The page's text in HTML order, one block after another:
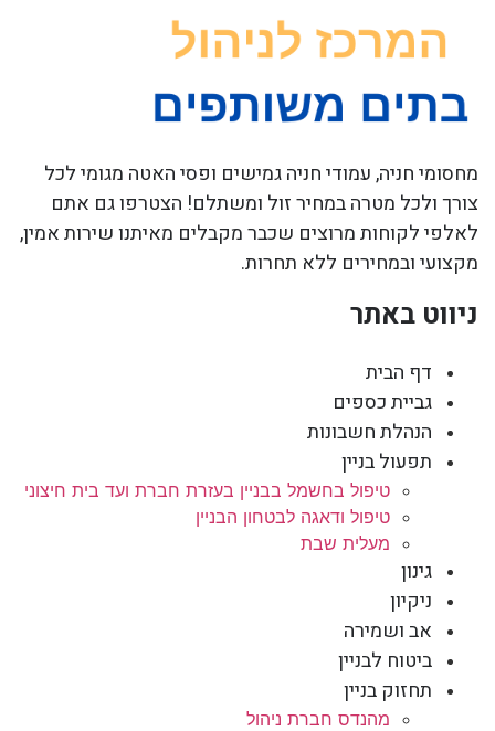
מחסומי חניה, עמודי חניה גמישים ופסי האטה מגומי לכל
צורך ולכל מטרה במחיר זול ומשתלם! הצטרפו גם אתם
לאלפי לקוחות מרוצים שכבר מקבלים מאיתנו שירות אמין,
מקצועי ובמחירים ללא תחרות.
ניווט באתר
דף הבית
גביית כספים
הנהלת חשבונות
תפעול בניין
טיפול בחשמל בבניין בעזרת חברת ועד בית חיצוני
טיפול ודאגה לבטחון הבניין
מעלית שבת
גינון
ניקיון
אב ושמירה
ביטוח לבניין
תחזוק בניין
מהנדס חברת ניהול